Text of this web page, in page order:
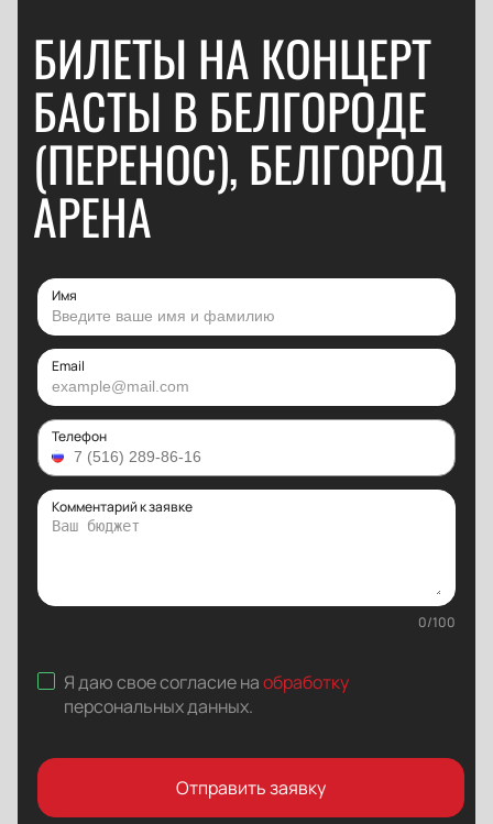
БИЛЕТЫ НА КОНЦЕРТ
БАСТЫ В БЕЛГОРОДЕ
(ПЕРЕНОС), БЕЛГОРОД
АРЕНА
Имя
Email
Телефон
Комментарий к заявке
0/100
Я даю свое согласие наобработку
персональных данных.
Отправить заявку